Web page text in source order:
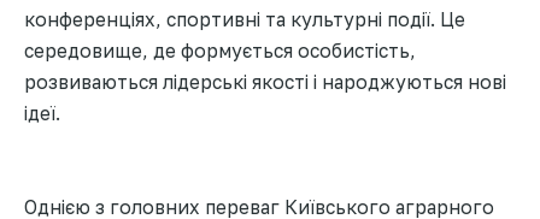
конференціях, спортивні та культурні події. Це
середовище, де формується особистість,
розвиваються лідерські якості і народжуються нові
ідеї.
Однією з головних переваг Київського аграрного